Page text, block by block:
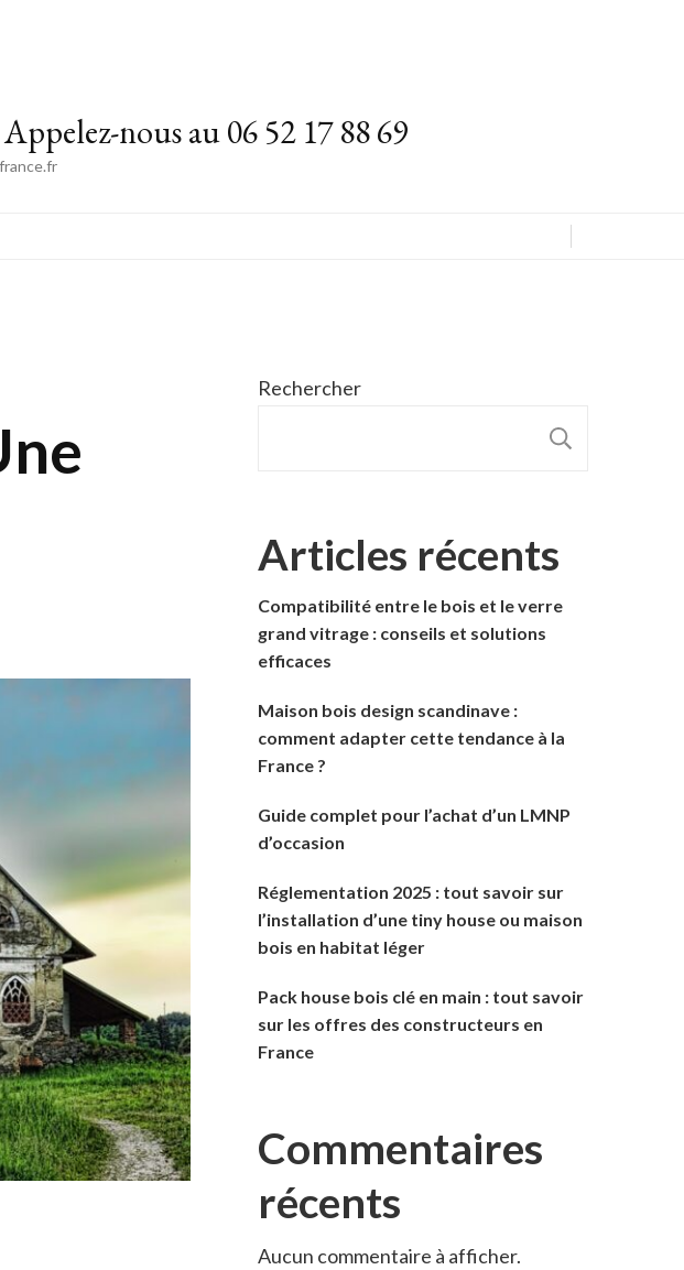
nous au 06 52 17 88 69
Rechercher
Articles récents
Compatibilité entre le bois et le verre
grand vitrage : conseils et solutions
efficaces
Maison bois design scandinave :
comment adapter cette tendance à la
France ?
Guide complet pour l’achat d’un LMNP
d’occasion
Réglementation 2025 : tout savoir sur
l’installation d’une tiny house ou maison
bois en habitat léger
Pack house bois clé en main : tout savoir
sur les offres des constructeurs en
France
Commentaires
récents
Aucun commentaire à afficher.